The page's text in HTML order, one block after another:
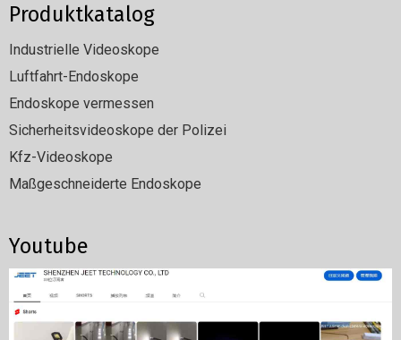
Produktkatalog
Industrielle Videoskope
Luftfahrt-Endoskope
Endoskope vermessen
Sicherheitsvideoskope der Polizei
Kfz-Videoskope
Maßgeschneiderte Endoskope
Youtube